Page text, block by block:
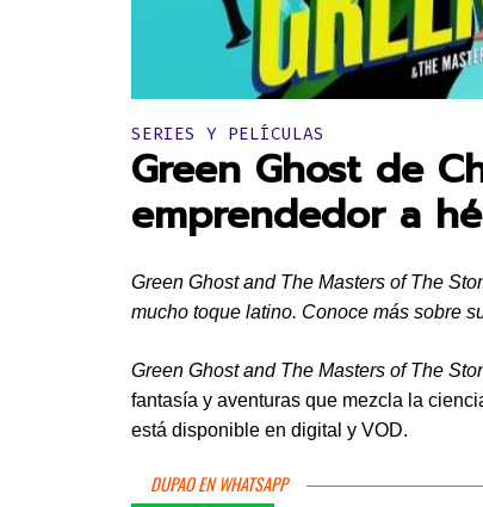
Publicado en:
SERIES Y PELÍCULAS
Green Ghost de
emprendedor a
Green Ghost and The Masters of The
mucho toque latino. Conoce más sobre
Green Ghost and The Masters of The
fantasía y aventuras que mezcla la
está disponible en digital y VOD.
DUPAO EN WHATSAPP